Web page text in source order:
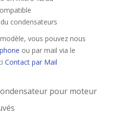
condensateurs
vous pouvez nous
ou par mail via le
Contact par Mail
pour moteur